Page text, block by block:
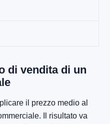
di vendita di un
il prezzo medio al
Il risultato va